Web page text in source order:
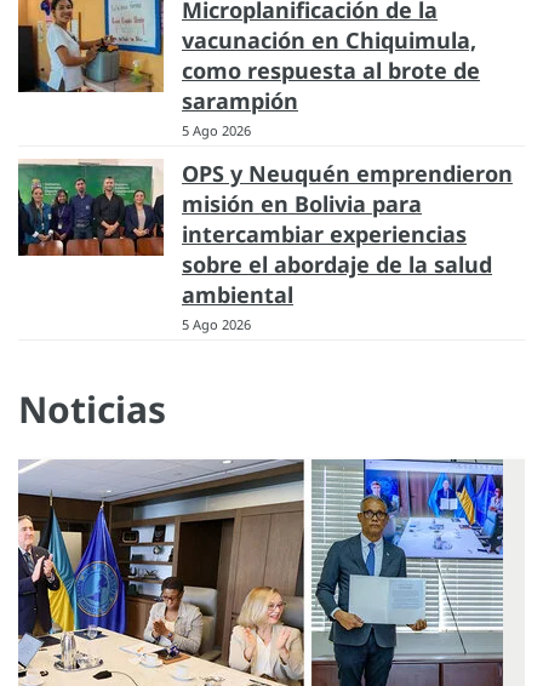
Microplanificación de la
vacunación en Chiquimula,
como respuesta al brote de
sarampión
5 Ago 2026
OPS y Neuquén emprendieron
misión en Bolivia para
intercambiar experiencias
sobre el abordaje de la salud
ambiental
5 Ago 2026
Noticias